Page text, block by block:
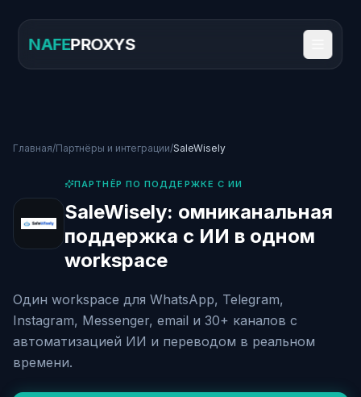
NAFEPROXYS
Главная/Партнёры и интеграции/SaleWisely
ПАРТНЁР ПО ПОДДЕРЖКЕ С ИИ
SaleWisely: омниканальная
поддержка с ИИ в одном
workspace
Один workspace для WhatsApp, Telegram,
Instagram, Messenger, email и 30+ каналов с
автоматизацией ИИ и переводом в реальном
времени.